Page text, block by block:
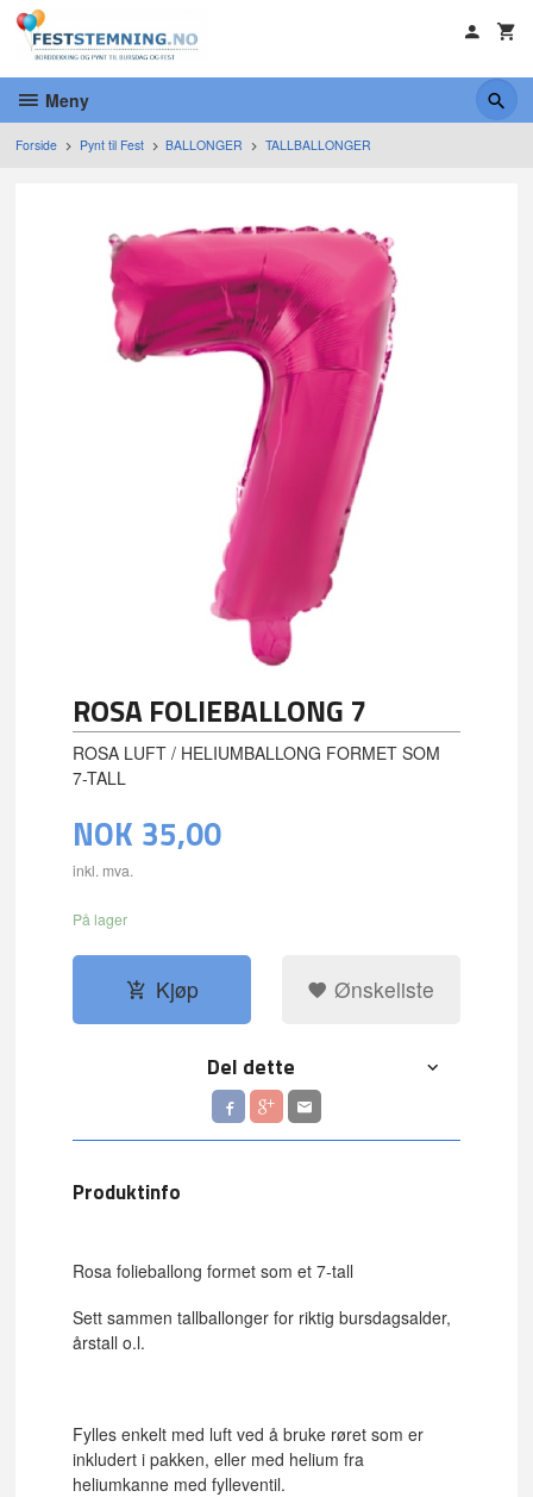
Gå
innholdet
Meny
Forside Pynt til Fest BALLONGER TALLBALLONGER
ROSA FOLIEBALLONG 7
ROSA LUFT / HELIUMBALLONG FORMET SOM
7-TALL
NOK 35,00
inkl. mva.
På lager
Kjøp Ønskeliste
Del dette
Produktinfo
Rosa folieballong formet som et 7-tall
Sett sammen tallballonger for riktig bursdagsalder,
årstall o.l.
Fylles enkelt med luft ved å bruke røret som er
inkludert i pakken, eller med helium fra
heliumkanne med fylleventil.